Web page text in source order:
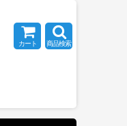
カート 商品検索